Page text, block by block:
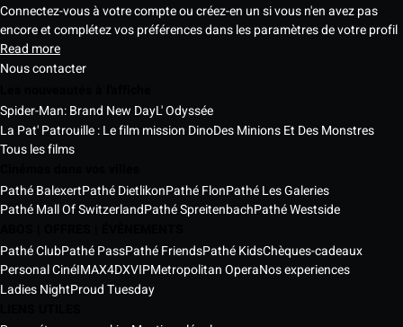
Connectez-vous à votre compte ou créez-en un si vous n'en avez pas
encore et complétez vos préférences dans les paramètres de votre profil
Read more
Nous contacter
Spider-Man: Brand New DayL' Odyssée
La Pat' Patrouille : Le film mission DinoDes Minions Et Des Monstres
Tous les films
Pathé BalexertPathé DietlikonPathé FlonPathé Les Galeries
Pathé Mall Of SwitzerlandPathé SpreitenbachPathé Westside
Pathé ClubPathé PassPathé FriendsPathé KidsChèques-cadeaux
Personal CinéIMAX4DXVIPMetropolitan OperaNos experiences
Ladies NightProud Tuesday